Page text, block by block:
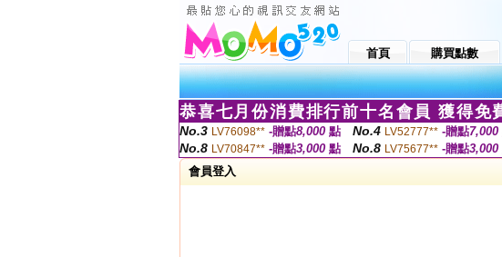
首頁 購買點數
恭喜七月份消費排行前十名會員 獲得免
No.3 LV76098** -贈點8,000 點 No.4 LV52777** -贈點7,000
No.8 LV70847** -贈點3,000 點 No.8 LV75677** -贈點3,000
會員登入